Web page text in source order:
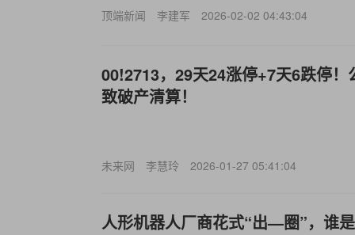
顶端新闻 李建军 2026-02-02 04:43:04
00!2713，29天24涨停+7天6跌停
致破产清算！
未来网 李慧玲 2026-01-27 05:41:04
人形机器人厂商花式“出—圈”，谁